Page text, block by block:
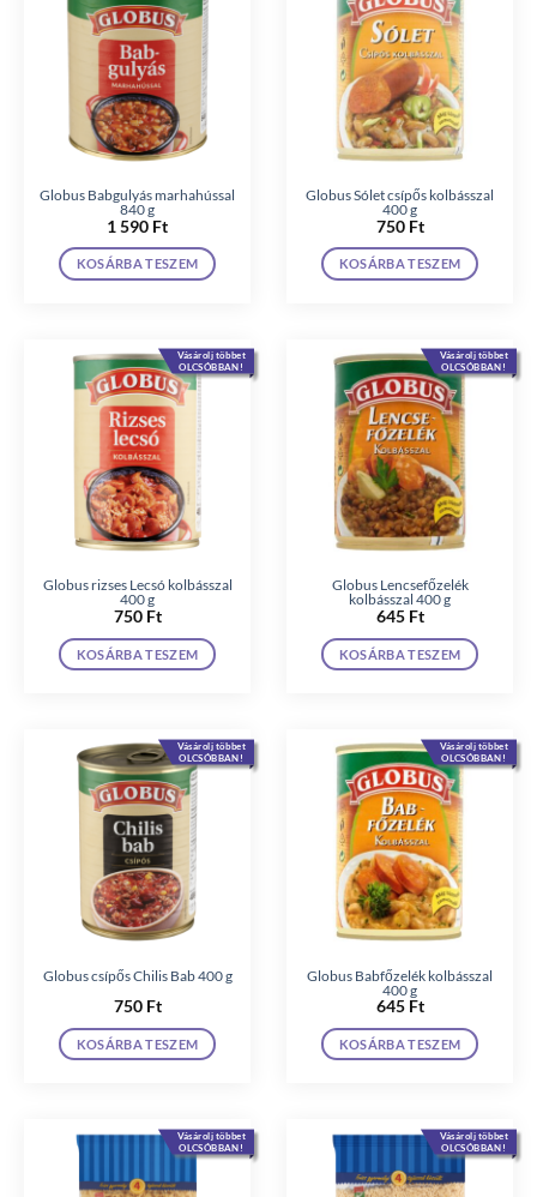
Globus Babgulyás marhahússal
840 g
1 590 Ft
KOSÁRBA TESZEM
Globus Sólet csípős kolbásszal
400 g
750 Ft
KOSÁRBA TESZEM
Vásárolj többet
OLCSÓBBAN!
Globus rizses Lecsó kolbásszal
400 g
750 Ft
KOSÁRBA TESZEM
Vásárolj többet
OLCSÓBBAN!
Globus Lencsefőzelék
kolbásszal 400 g
645 Ft
KOSÁRBA TESZEM
Vásárolj többet
OLCSÓBBAN!
Globus csípős Chilis Bab 400 g
750 Ft
KOSÁRBA TESZEM
Vásárolj többet
OLCSÓBBAN!
Globus Babfőzelék kolbásszal
400 g
645 Ft
KOSÁRBA TESZEM
Vásárolj többet
OLCSÓBBAN!
Vásárolj többet
OLCSÓBBAN!